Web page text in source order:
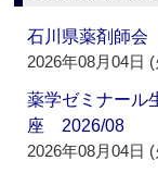
石川県薬剤師
2026年08月04日 (
薬学ゼミナー
座 2026/08
2026年08月04日 (